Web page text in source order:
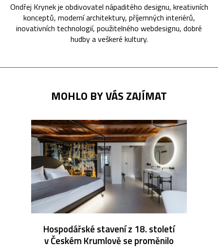
Ondřej Krynek je obdivovatel nápaditého designu, kreativních
konceptů, moderní architektury, příjemných interiérů,
inovativních technologií, použitelného webdesignu, dobré
hudby a veškeré kultury.
MOHLO BY VÁS ZAJÍMAT
Hospodářské stavení z 18. století
v Českém Krumlově se proměnilo